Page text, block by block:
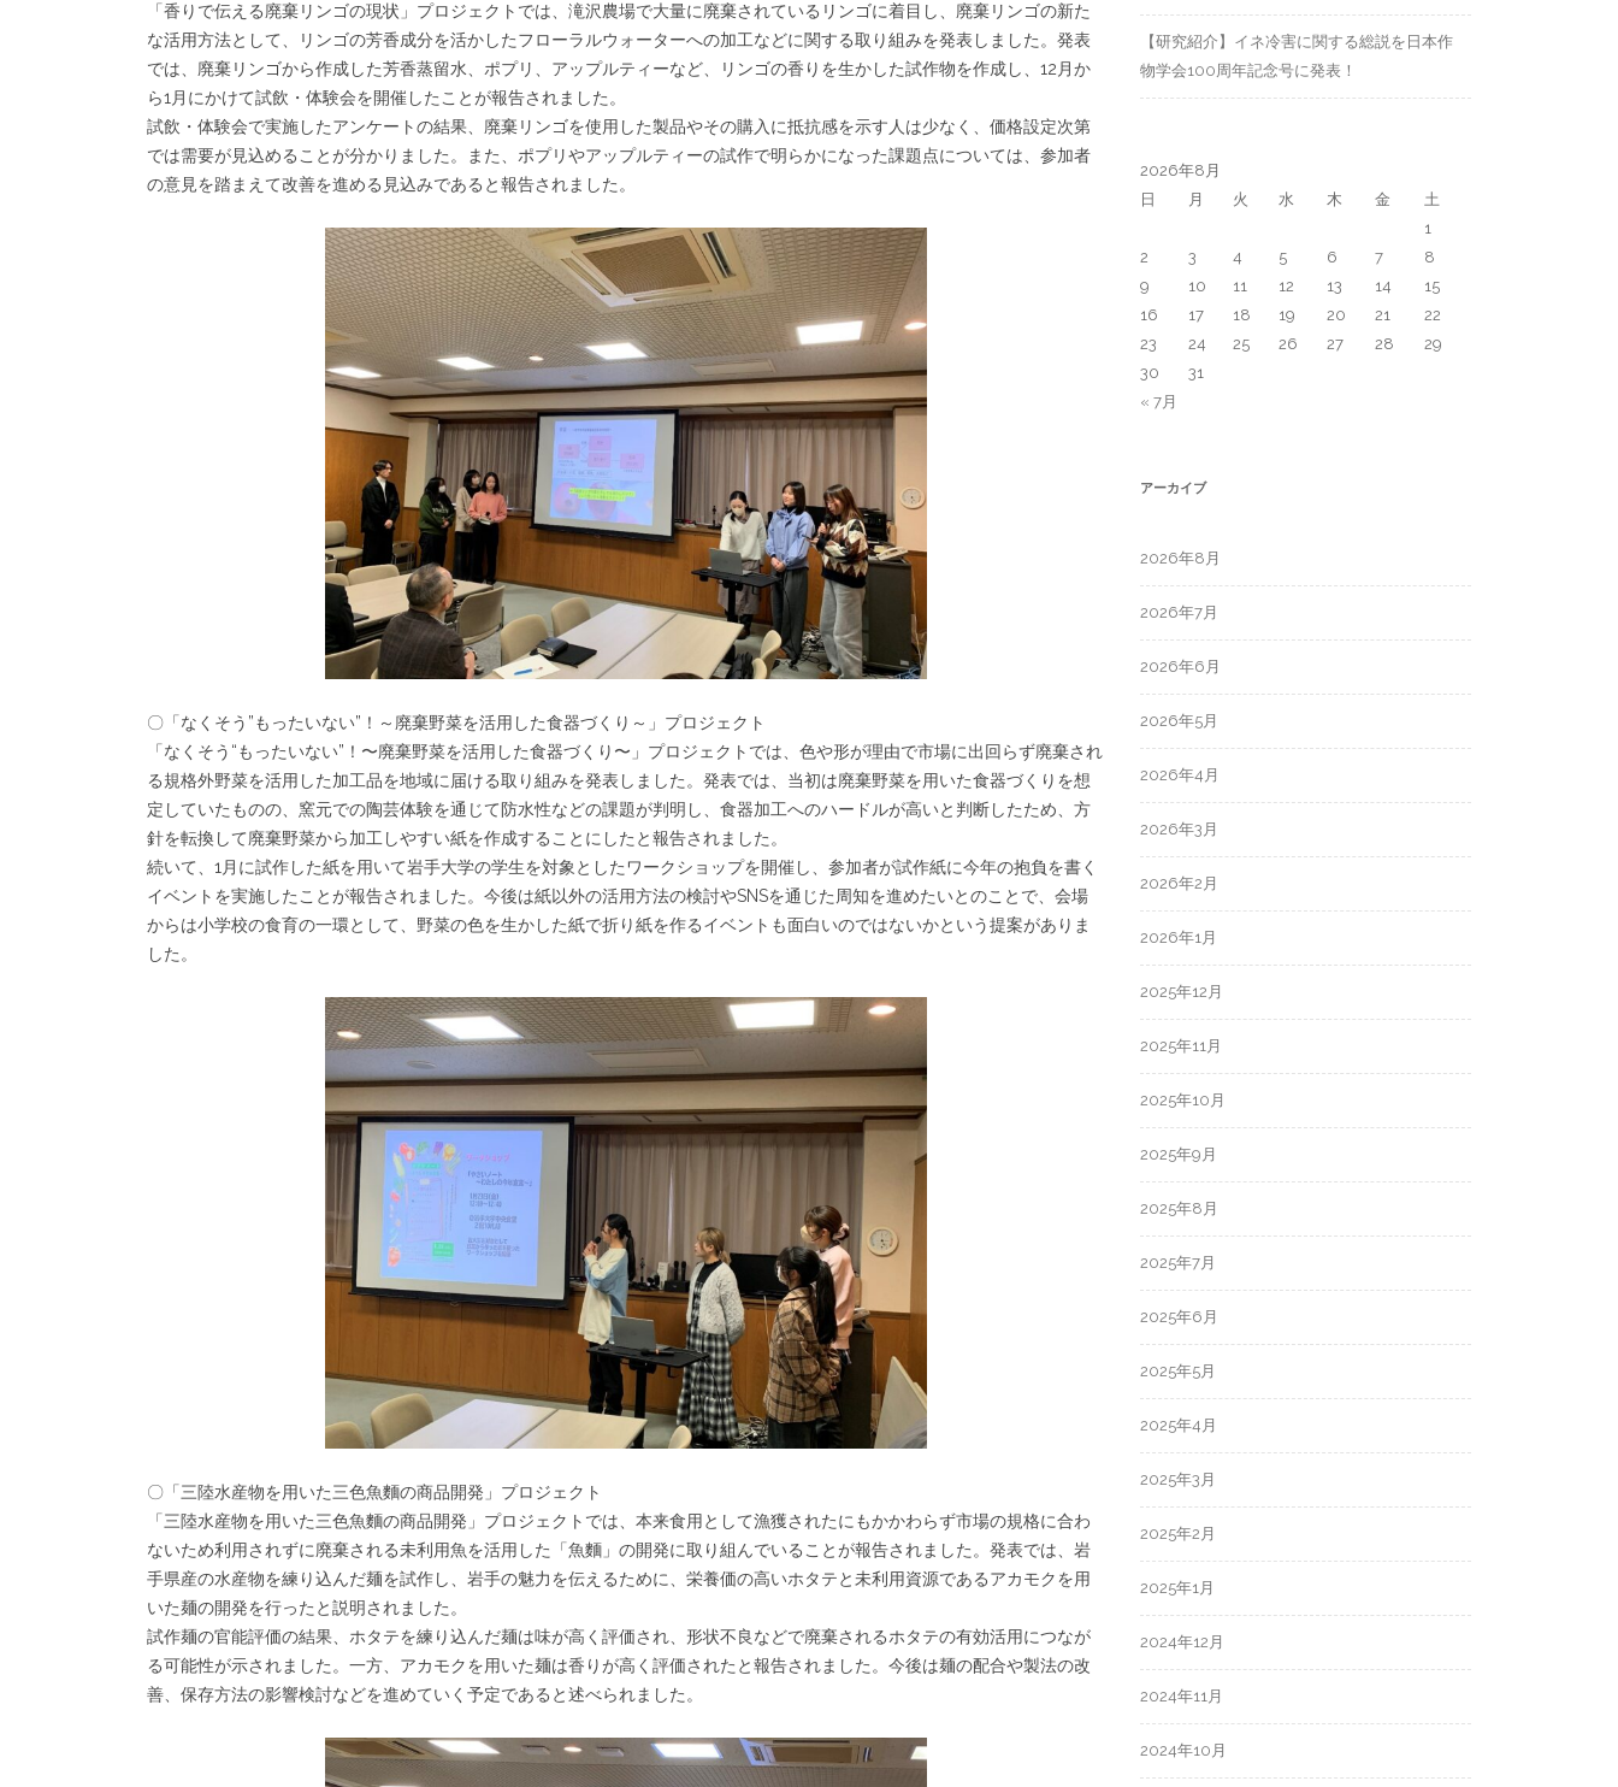
「香りで伝える廃棄リンゴの現状」プロジェクトでは、滝沢農場で大量に廃棄されているリンゴに着目し、廃棄リンゴの新た
な活用方法として、リンゴの芳香成分を活かしたフローラルウォーターへの加工などに関する取り組みを発表しました。発表
では、廃棄リンゴから作成した芳香蒸留水、ポプリ、アップルティーなど、リンゴの香りを生かした試作物を作成し、12月か
ら1月にかけて試飲・体験会を開催したことが報告されました。
試飲・体験会で実施したアンケートの結果、廃棄リンゴを使用した製品やその購入に抵抗感を示す人は少なく、価格設定次第
では需要が見込めることが分かりました。また、ポプリやアップルティーの試作で明らかになった課題点については、参加者
の意見を踏まえて改善を進める見込みであると報告されました。
〇「なくそう”もったいない”！～廃棄野菜を活用した食器づくり～」プロジェクト
「なくそう“もったいない”！〜廃棄野菜を活用した食器づくり〜」プロジェクトでは、色や形が理由で市場に出回らず廃棄され
る規格外野菜を活用した加工品を地域に届ける取り組みを発表しました。発表では、当初は廃棄野菜を用いた食器づくりを想
定していたものの、窯元での陶芸体験を通じて防水性などの課題が判明し、食器加工へのハードルが高いと判断したため、方
針を転換して廃棄野菜から加工しやすい紙を作成することにしたと報告されました。
続いて、1月に試作した紙を用いて岩手大学の学生を対象としたワークショップを開催し、参加者が試作紙に今年の抱負を書く
イベントを実施したことが報告されました。今後は紙以外の活用方法の検討やSNSを通じた周知を進めたいとのことで、会場
からは小学校の食育の一環として、野菜の色を生かした紙で折り紙を作るイベントも面白いのではないかという提案がありま
した。
〇「三陸水産物を用いた三色魚麵の商品開発」プロジェクト
「三陸水産物を用いた三色魚麵の商品開発」プロジェクトでは、本来食用として漁獲されたにもかかわらず市場の規格に合わ
ないため利用されずに廃棄される未利用魚を活用した「魚麵」の開発に取り組んでいることが報告されました。発表では、岩
手県産の水産物を練り込んだ麺を試作し、岩手の魅力を伝えるために、栄養価の高いホタテと未利用資源であるアカモクを用
いた麺の開発を行ったと説明されました。
試作麺の官能評価の結果、ホタテを練り込んだ麺は味が高く評価され、形状不良などで廃棄されるホタテの有効活用につなが
る可能性が示されました。一方、アカモクを用いた麺は香りが高く評価されたと報告されました。今後は麺の配合や製法の改
善、保存方法の影響検討などを進めていく予定であると述べられました。
【研究紹介】イネ冷害に関する総説を日本作
物学会100周年記念号に発表！
2026年8月
日
月 火 水 木 金 土
« 7月
1
2
3 4 5 6 7
8
9
10 11 12 13 14
15
16
17 18 19 20 21
22
23
24 25 26 27 28
29
30
31
アーカイブ
2026年8月
2026年7月
2026年6月
2026年5月
2026年4月
2026年3月
2026年2月
2026年1月
2025年12月
2025年11月
2025年10月
2025年9月
2025年8月
2025年7月
2025年6月
2025年5月
2025年4月
2025年3月
2025年2月
2025年1月
2024年12月
2024年11月
2024年10月